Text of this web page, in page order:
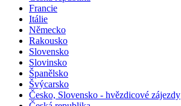
Francie
Itálie
Německo
Rakousko
Slovensko
Slovinsko
Španělsko
Švýcarsko
Česko, Slovensko - hvězdicové zájezdy